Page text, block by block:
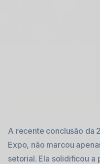
A recente conclusão da
Expo, não marcou
setorial. Ela solidificou